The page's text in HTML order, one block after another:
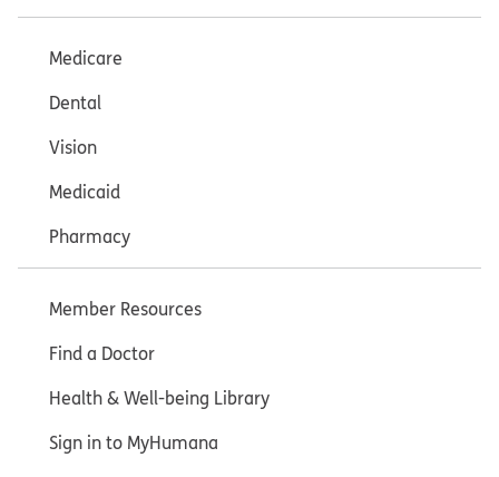
Medicare
Dental
Vision
Medicaid
Pharmacy
Member Resources
Find a Doctor
Health & Well-being Library
Sign in to MyHumana